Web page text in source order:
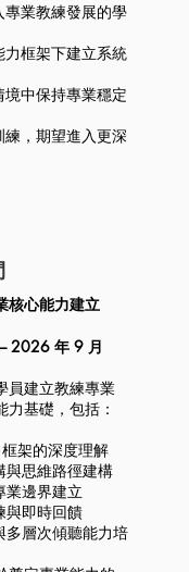
專業教練發展的學
力框架下建立系統
中保持專業穩定
練，期望進入更深
核心能力建立
2026 年 9 月
員建立教練專業
力基礎，包括：
架的深度理解
與思維路徑建構
業邊界建立
與即時回饋
多層次傾聽能力培